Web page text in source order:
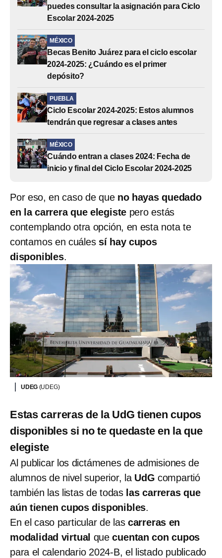
puedes consultar la asignación para Ciclo
Escolar 2024-2025
MÉXICO
Becas Benito Juárez para el ciclo escolar
2024-2025: ¿Cuándo es el primer
depósito?
PUEBLA
Ciclo Escolar 2024-2025: Estos alumnos
tendrán que regresar a clases antes
MÉXICO
Cuándo entran a clases 2024: Fecha de
inicio y final del Ciclo Escolar 2024-2025
Por eso, en caso de que no hayas quedado
en la carrera que elegiste pero estás
contemplando otra opción, en esta nota te
contamos en cuáles sí hay cupos
disponibles.
UDEG (UDEG)
Estas carreras de la UdG tienen cupos
disponibles si no te quedaste en la que
elegiste
Al publicar los dictámenes de admisiones de
alumnos de nivel superior, la UdG compartió
también las listas de todas las carreras que
aún tienen cupos disponibles.
En el caso particular de las carreras en
modalidad virtual quecuentan con cupos
para el calendario 2024-B, el listado publicado